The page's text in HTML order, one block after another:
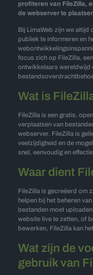
profiteren van FileZilla,
de webserver te
Bij LimaWeb zijn we altijd
publiek te informeren en
focus zich op FileZilla,
ontwikkelaars wereldwijd
Wat is
FileZilla is een gratis,
verplaatsen van
webserver. FileZilla is
veelzijdigheid en de
snel, eenvoudig en
Waar dient
FileZilla is gecreëerd om
helpen bij het beheren
bestanden moet
website live te zetten, of
bewerken, FileZilla kan
Wat zijn de
gebruik van